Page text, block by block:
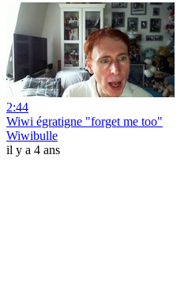
2:44
Wiwi égratigne "forget me too"
Wiwibulle
il y a 4 ans